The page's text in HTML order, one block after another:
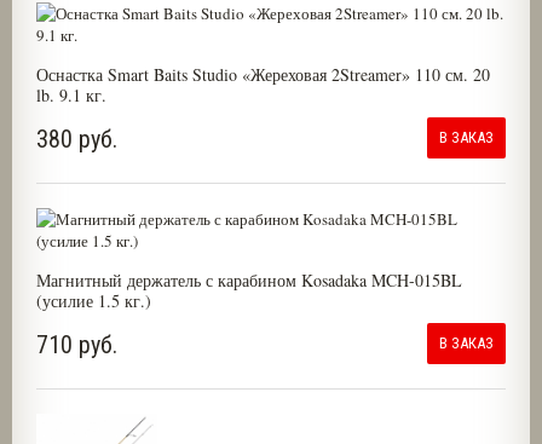
Оснастка Smart Baits Studio «Жереховая 2Streamer» 110 см. 20
lb. 9.1 кг.
380 руб. В ЗАКАЗ
Магнитный держатель с карабином Kosadaka MCH-015BL
(усилие 1.5 кг.)
710 руб. В ЗАКАЗ